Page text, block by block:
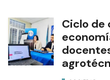
Ciclo de